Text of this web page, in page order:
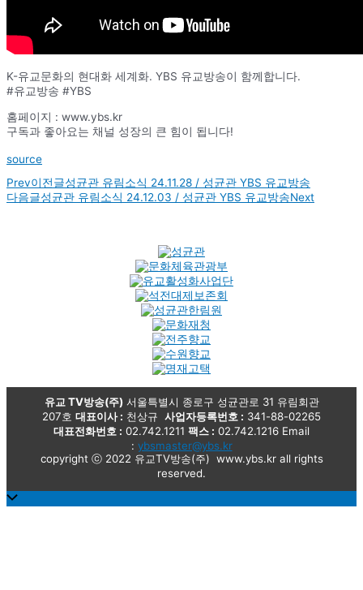
K-유교문화의 현대화 세계화. YBS 유교방송이 함께합니다.
#유교방송 #YBS
홈페이지 : www.ybs.kr
구독과 좋아요는 채널 성장의 큰 힘이 됩니다!
source
Prev이전글성균관 유림소식 24.11.28 / 성균관 YBS 유교방송
다음글성균관 유림소식 24.12.03 / 성균관 YBS 유교방송Next
유교 TV방송(주)서울특별시 종로구 성균관로 31 유림회관
207호 대표이사 : 천상규 사업자등록번호 : 341-88-02265
대표전화번호 : 02.742.1211 팩스 : 02.742.1216 Email
: ybsmaster@ybs.kr
copyright ⓒ 2022 유교TV방송(주) www.ybs.kr all rights
reserved.
Scroll
to